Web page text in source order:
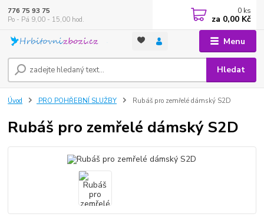
Menu
Hledat
776 75 93 75
Po - Pá 9,00 - 15,00 hod.
0 ks
za 0,00 Kč
Úvod PRO POHŘEBNÍ SLUŽBY Rubáš pro zemřelé dámský S2D
Rubáš pro zemřelé dámský S2D